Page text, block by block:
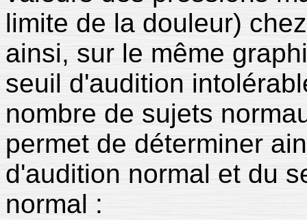
limite de la douleur)
ainsi, sur le même
seuil d'audition
nombre de sujets
permet de déterminer
d'audition normal et du
normal :